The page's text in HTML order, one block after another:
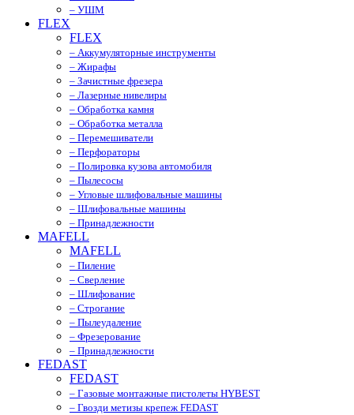
– УШМ
FLEX
FLEX
– Аккумуляторные инструменты
– Жирафы
– Зачистные фрезера
– Лазерные нивелиры
– Обработка камня
– Обработка металла
– Перемешиватели
– Перфораторы
– Полировка кузова автомобиля
– Пылесосы
– Угловые шлифовальные машины
– Шлифовальные машины
– Принадлежности
MAFELL
MAFELL
– Пиление
– Сверление
– Шлифование
– Строгание
– Пылеудаление
– Фрезерование
– Принадлежности
FEDAST
FEDAST
– Газовые монтажные пистолеты HYBEST
– Гвозди метизы крепеж FEDAST